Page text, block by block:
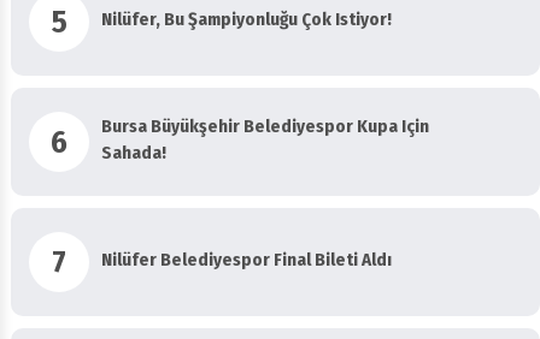
5 Nilüfer, Bu Şampiyonluğu Çok Istiyor!
6
Bursa Büyükşehir Belediyespor Kupa Için
Sahada!
7 Nilüfer Belediyespor Final Bileti Aldı